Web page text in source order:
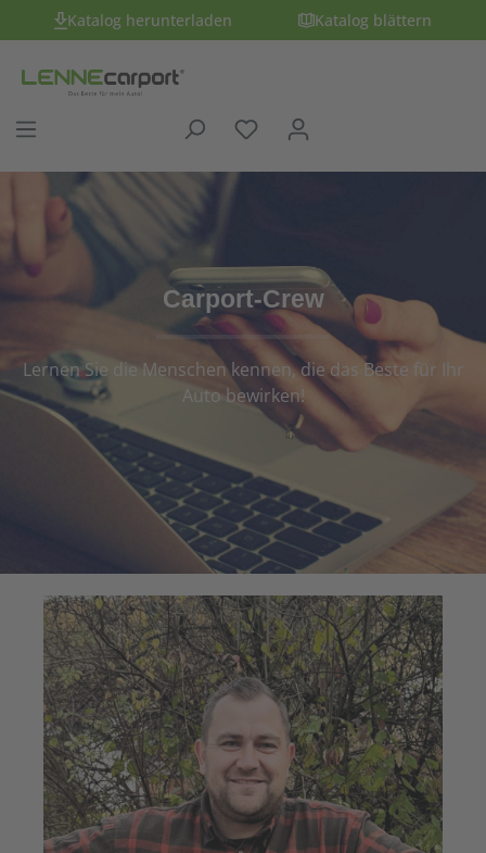
Katalog herunterladen Katalog blättern
Carport-Crew
Lernen Sie die Menschen kennen, die das Beste für Ihr
Auto bewirken!